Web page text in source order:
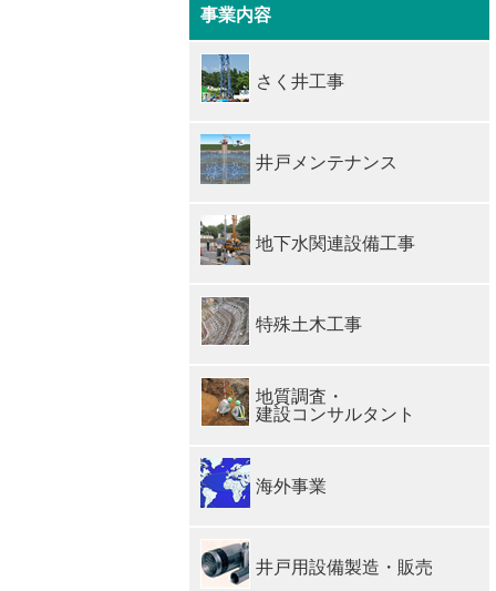
事業内容
さく井工事
井戸メンテナンス
地下水関連設備工事
特殊土木工事
地質調査・
建設コンサルタント
海外事業
井戸用設備製造・販売